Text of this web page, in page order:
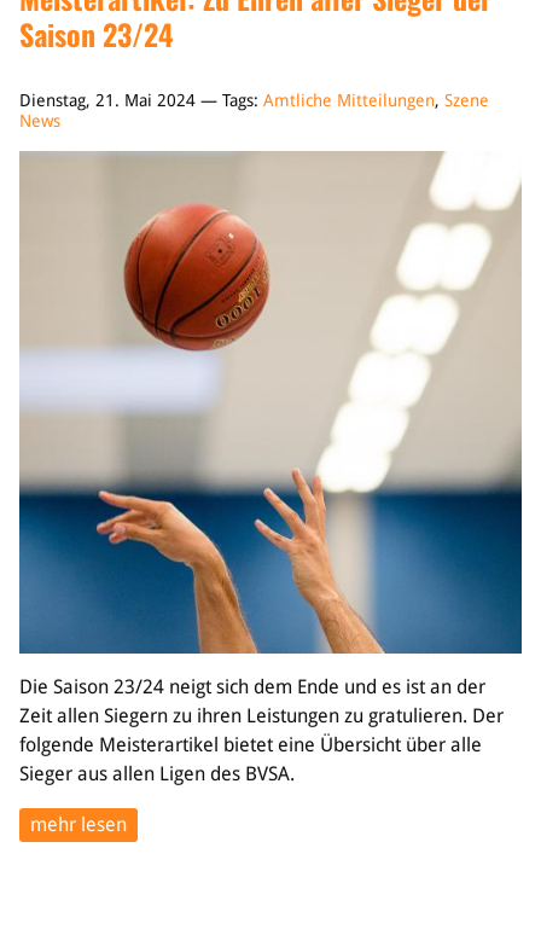
Saison 23/24
Dienstag, 21. Mai 2024 — Tags: Amtliche Mitteilungen, Szene
News
Die Saison 23/24 neigt sich dem Ende und es ist an der
Zeit allen Siegern zu ihren Leistungen zu gratulieren. Der
folgende Meisterartikel bietet eine Übersicht über alle
Sieger aus allen Ligen des BVSA.
mehr lesen